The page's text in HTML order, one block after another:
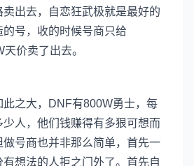
出去，自恋狂武极就是最好的
号，收的时候号商只给
价卖了出去。
之大，DNF有800W勇士，每
人，他们钱赚得有多狠可想而
号商也并非那么简单，首先一
想法的人拒之门外了。首先自